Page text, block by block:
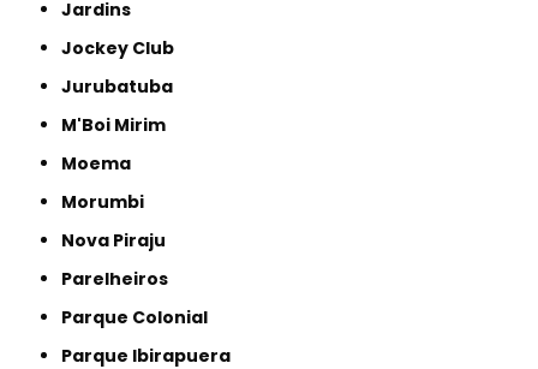
Jardins
Jockey Club
Jurubatuba
M'Boi Mirim
Moema
Morumbi
Nova Piraju
Parelheiros
Parque Colonial
Parque Ibirapuera